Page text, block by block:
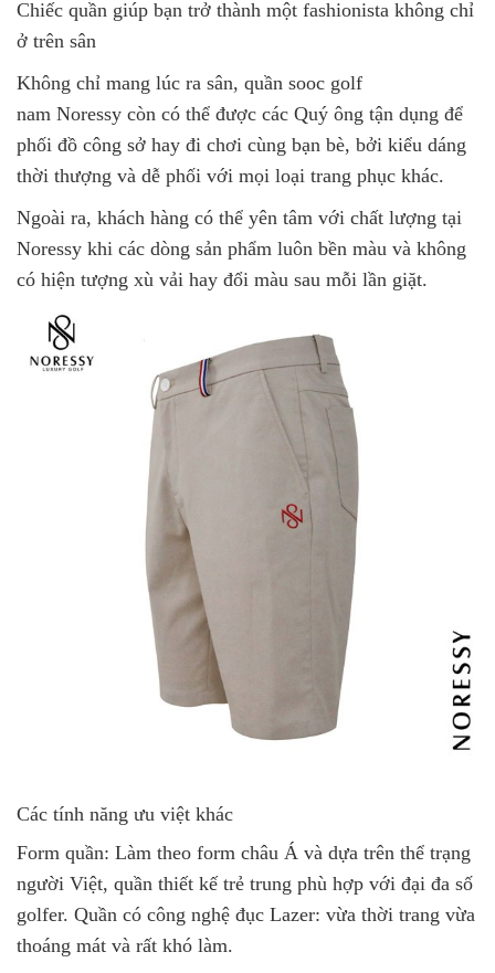
Chiếc quần giúp bạn trở thành một fashionista không chỉ
ở trên sân
Không chỉ mang lúc ra sân, quần sooc golf
nam Noressy còn có thể được các Quý ông tận dụng để
phối đồ công sở hay đi chơi cùng bạn bè, bởi kiểu dáng
thời thượng và dễ phối với mọi loại trang phục khác.
Ngoài ra, khách hàng có thể yên tâm với chất lượng tại
Noressy khi các dòng sản phẩm luôn bền màu và không
có hiện tượng xù vải hay đổi màu sau mỗi lần giặt.
Các tính năng ưu việt khác
Form quần: Làm theo form châu Á và dựa trên thể trạng
người Việt, quần thiết kế trẻ trung phù hợp với đại đa số
golfer. Quần có công nghệ đục Lazer: vừa thời trang vừa
thoáng mát và rất khó làm.